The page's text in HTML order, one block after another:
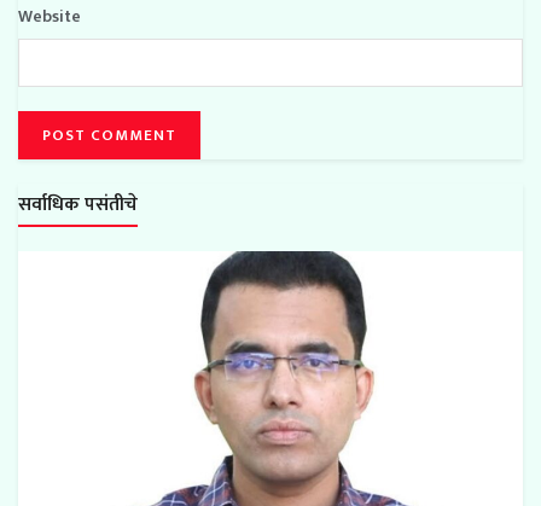
Website
सर्वाधिक पसंतीचे